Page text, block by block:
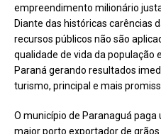
empreendimento milionário
Diante das históricas carências
recursos públicos não são
qualidade de vida da população
Paraná gerando resultados
turismo, principal e mais
O município de Paranaguá
maior porto exportador de grãos